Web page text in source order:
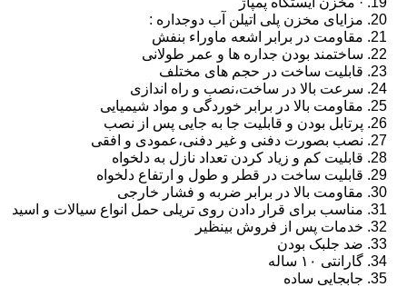
مزایای مخزن پلی اتیلن آب دوجداره :
مقاومت در برابر اشعه ماوراء بنفش
ساختمند بودن جداره ها و عمر طولانی
قابلیت ساخت در حجم های مختلف
سرعت بالا در ساخت،نصب و راه اندازی
مقاومت بالا در برابر خوردگی و مواد شیمیایی
پرتابل بودن و قابلیت جا به جایی پس از نصب
نصب بصورت دفنی و غیر دفنی،عمودی و افقی
قابلیت کم و زیاد کردن تعداد نازل به دلخواه
قابلیت ساخت در قطر و طول و ارتفاع دلخواه
مقاومت بالا در برابر ضربه و فشار خارجی
مناسب برای قرار دادن روی تریلی حمل انواع سیالات و اسید
خدمات پس از فروش بینظیر
ضد جلبک بودن
گارانتی ۱۰ ساله
جابجایی ساده